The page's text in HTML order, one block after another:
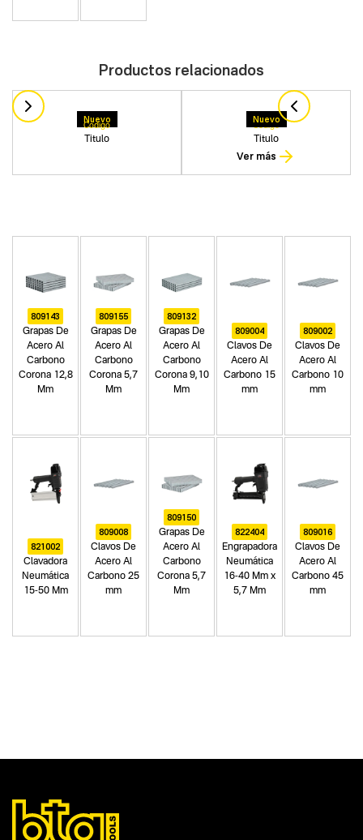
Productos relacionados
Nuevo
Titulo
Codigo
Nuevo
Titulo
Codigo
Ver más
809143
Grapas De
Acero Al
Carbono
Corona 12,8
Mm
809155
Grapas De
Acero Al
Carbono
Corona 5,7
Mm
809132
Grapas De
Acero Al
Carbono
Corona 9,10
Mm
809004
Clavos De
Acero Al
Carbono 15
mm
809002
Clavos De
Acero Al
Carbono 10
mm
821002
Clavadora
Neumática
15-50 Mm
809008
Clavos De
Acero Al
Carbono 25
mm
809150
Grapas De
Acero Al
Carbono
Corona 5,7
Mm
822404
Engrapadora
Neumática
16-40 Mm x
5,7 Mm
809016
Clavos De
Acero Al
Carbono 45
mm
Segmentos - pendiente
Carpintería
Construcción